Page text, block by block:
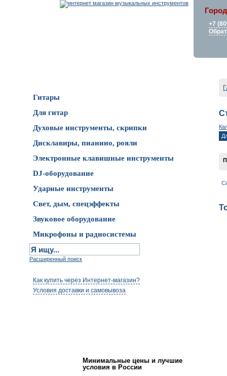
+7
Гитары
Для гитар
Духовые инструменты, скрипки
Дисклавиры, пианино, рояли
Электронные клавишные инструменты
DJ-оборудование
Ударные инструменты
Свет, дым, спецэффекты
Звуковое оборудование
Микрофоны и радиосистемы
Расширенный поиск
Как купить через Интернет-магазин?
Условия доставки и самовывоза
Минимальные цены и лучшие
условия в России